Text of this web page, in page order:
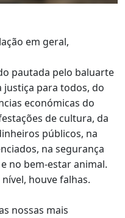
em geral,
pautada pelo baluarte
justiça para todos, do
económicas do
de cultura, da
públicos, na
na segurança
no bem-estar animal.
houve falhas.
nossas mais